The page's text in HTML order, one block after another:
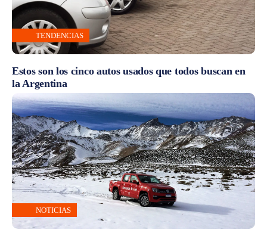
TENDENCIAS
Estos son los cinco autos usados que todos buscan en
la Argentina
NOTICIAS